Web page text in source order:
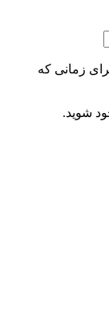
زمانی که
شوید.